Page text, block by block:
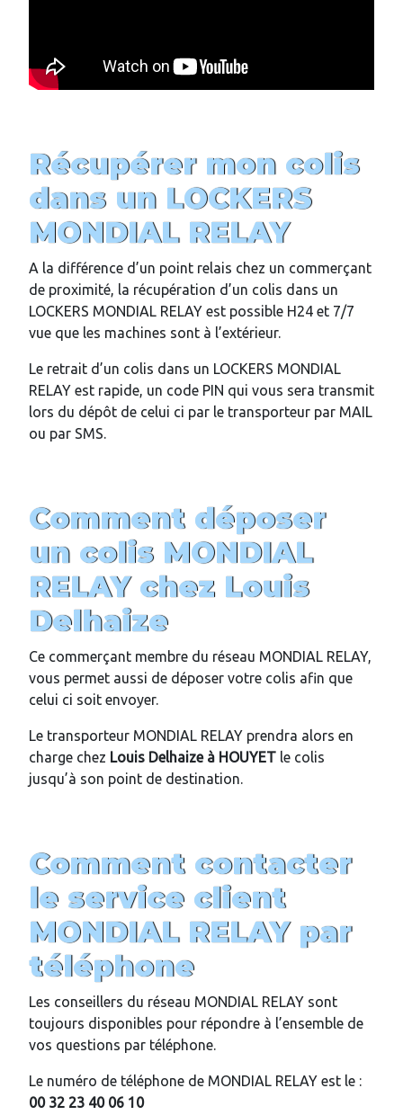
Récupérer mon colis
dans un LOCKERS
MONDIAL RELAY
A la différence d’un point relais chez un commerçant
de proximité, la récupération d’un colis dans un
LOCKERS MONDIAL RELAY est possible H24 et 7/7
vue que les machines sont à l’extérieur.
Le retrait d’un colis dans un LOCKERS MONDIAL
RELAY est rapide, un code PIN qui vous sera transmit
lors du dépôt de celui ci par le transporteur par MAIL
ou par SMS.
Comment déposer
un colis MONDIAL
RELAY chez Louis
Delhaize
Ce commerçant membre du réseau MONDIAL RELAY,
vous permet aussi de déposer votre colis afin que
celui ci soit envoyer.
Le transporteur MONDIAL RELAY prendra alors en
charge chez Louis Delhaize à HOUYET le colis
jusqu’à son point de destination.
Comment contacter
le service client
MONDIAL RELAY par
téléphone
Les conseillers du réseau MONDIAL RELAY sont
toujours disponibles pour répondre à l’ensemble de
vos questions par téléphone.
Le numéro de téléphone de MONDIAL RELAY est le :
00 32 23 40 06 10